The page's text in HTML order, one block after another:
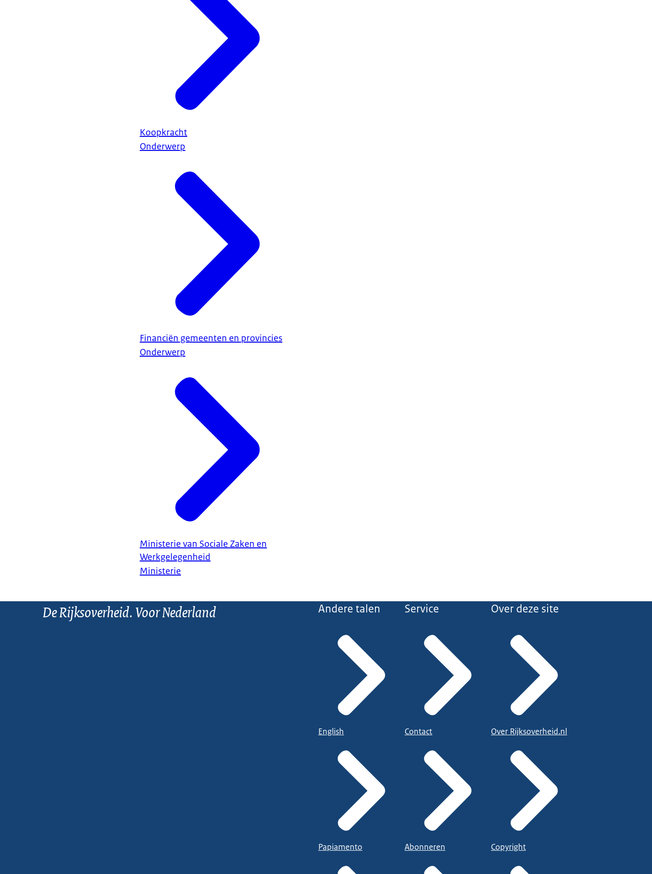
Koopkracht
Onderwerp
Financiën gemeenten en provincies
Onderwerp
Ministerie van Sociale Zaken en
Werkgelegenheid
Ministerie
De Rijksoverheid. Voor Nederland Andere talen
English
Papiamento
Service
Contact
Abonneren
Over deze site
Over Rijksoverheid.nl
Copyright